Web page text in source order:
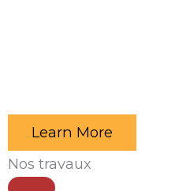
Learn More
Nos travaux